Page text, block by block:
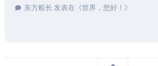
东方船长 发表在《世界，您好！ 》